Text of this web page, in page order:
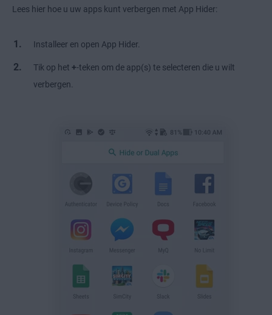
Lees hier hoe u uw apps kunt verbergen met App Hider:
Installeer en open App Hider.
Tik op het +-teken om de app(s) te selecteren die u wilt
verbergen.